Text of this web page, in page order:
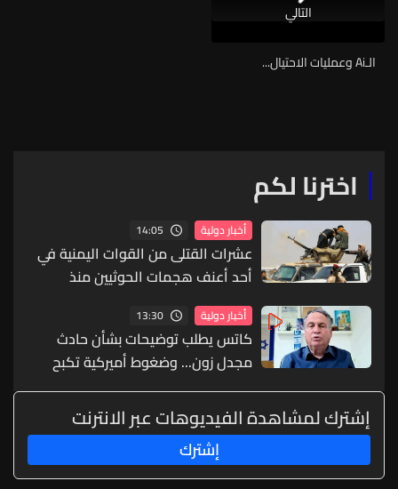
التالي
الـAi وعمليات الاحتيال...
اخترنا لكم
أخبار دولية 14:05
عشرات القتلى من القوات اليمنية في
أحد أعنف هجمات الحوثيين منذ
سنوات
أخبار دولية 13:30
كاتس يطلب توضيحات بشأن حادث
مجدل زون... وضغوط أميركية تكبح
التصعيد في لبنان
إشترك لمشاهدة الفيديوهات عبر الانترنت
إشترك